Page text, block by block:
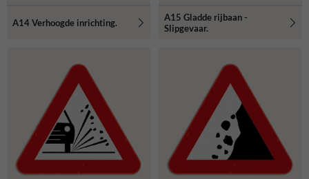
A14 Verhoogde inrichting.
A15 Gladde rijbaan -
Slipgevaar.